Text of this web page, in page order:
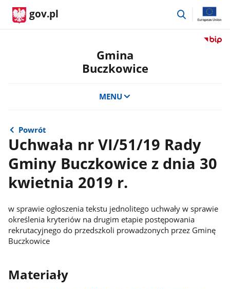
gov.pl
przejdź
Przejdź
Gmina
Buczkowice
MENU
Powrót
Uchwała nr VI/51/19 Rady
Gminy Buczkowice z dnia 30
kwietnia 2019 r.
w sprawie ogłoszenia tekstu jednolitego uchwały w sprawie
określenia kryteriów na drugim etapie postępowania
rekrutacyjnego do przedszkoli prowadzonych przez Gminę
Buczkowice
Materiały